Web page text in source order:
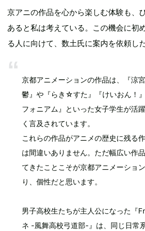
京アニの作品を心から楽しむ体験も、
あると私は考えている。この機会に初
る人に向けて、数土氏に案内を依頼した
京都アニメーションの作品は、『涼
鬱』や『らき☆すた』『けいおん！
フォニアム』といった女子学生が活
く言及されています。
これらの作品がアニメの歴史に残る
は間違いありません。ただ幅広い作
てきたことこそが京都アニメーショ
り、個性だと思います。
男子高校生たちが主人公になった『
ネ -風舞高校弓道部-』は、同じ日常